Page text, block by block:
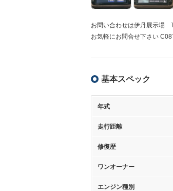
お問い合わせは伊丹展示場
お気軽にお問合せ下さい
基本スペック
年式
走行距離
修復歴
ワンオーナー
エンジン種別